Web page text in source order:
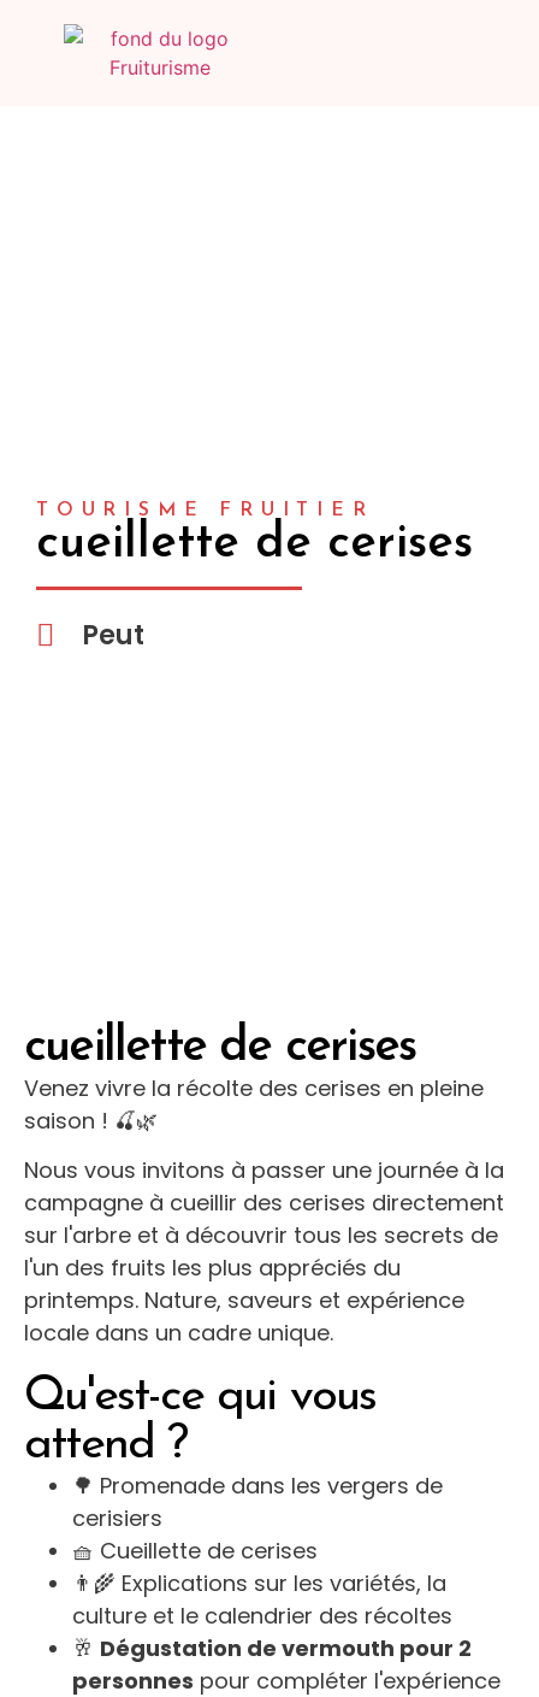
TOURISME FRUITIER
cueillette de cerises
Peut
cueillette de cerises
Venez vivre la récolte des cerises en pleine
saison ! 🍒🌿
Nous vous invitons à passer une journée à la
campagne à cueillir des cerises directement
sur l'arbre et à découvrir tous les secrets de
l'un des fruits les plus appréciés du
printemps. Nature, saveurs et expérience
locale dans un cadre unique.
Qu'est-ce qui vous
attend ?
🌳 Promenade dans les vergers de
cerisiers
🧺 Cueillette de cerises
👨‍🌾 Explications sur les variétés, la
culture et le calendrier des récoltes
🥂 Dégustation de vermouth pour 2
personnes pour compléter l'expérience